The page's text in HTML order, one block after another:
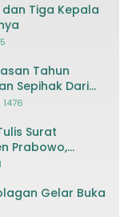
dan Tiga Kepala
Tahun
Sepihak Dari
1476
Surat
Prabowo,
Gelar Buka